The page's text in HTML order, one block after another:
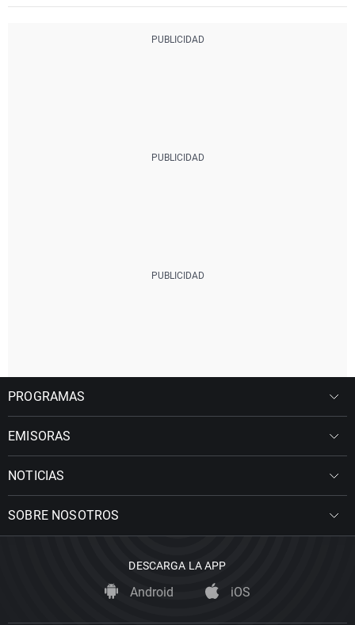
PROGRAMAS
EMISORAS
NOTICIAS
SOBRE NOSOTROS
DESCARGA LA APP
Android iOS